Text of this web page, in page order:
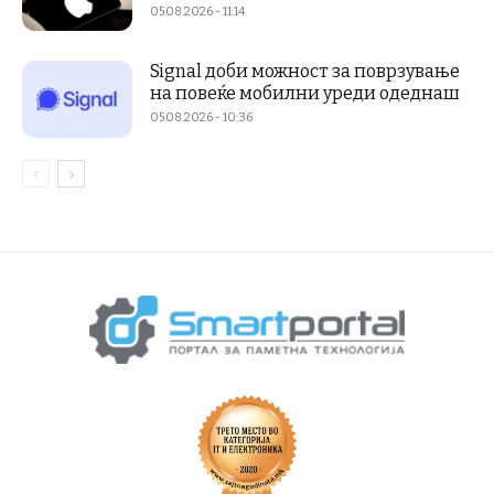
05.08.2026 - 11:14
Signal доби можност за поврзување
на повеќе мобилни уреди одеднаш
05.08.2026 - 10:36